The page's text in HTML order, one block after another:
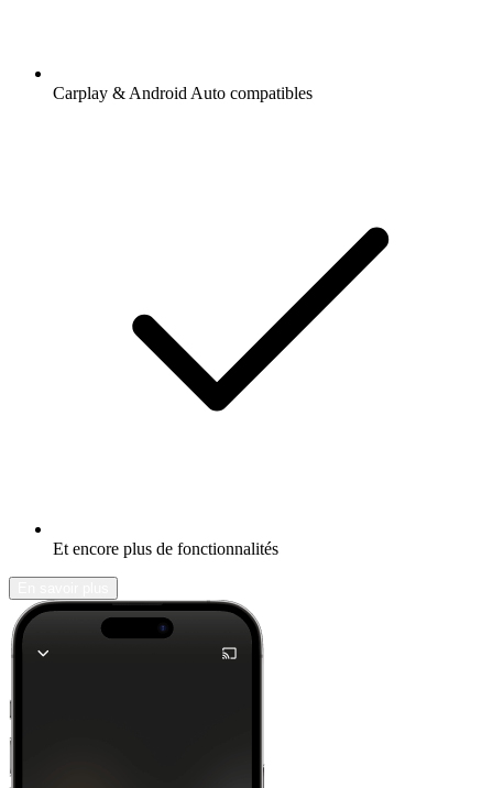
Carplay & Android Auto compatibles
Et encore plus de fonctionnalités